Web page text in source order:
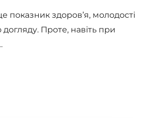
показник здоров’я, молодості
Проте, навіть при